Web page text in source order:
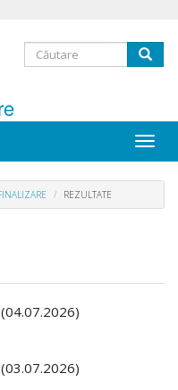
Formular
căutare
Toggle
REZULTATE
(04.07.2026)
(03.07.2026)